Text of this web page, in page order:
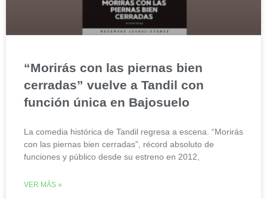
“Morirás con las piernas bien
cerradas” vuelve a Tandil con
función única en Bajosuelo
La comedia histórica de Tandil regresa a escena. “Morirás
con las piernas bien cerradas”, récord absoluto de
funciones y público desde su estreno en 2012,
VER MÁS »